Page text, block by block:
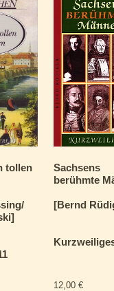
tollen
Sachsens
berühmte
[Bernd
12,00 €